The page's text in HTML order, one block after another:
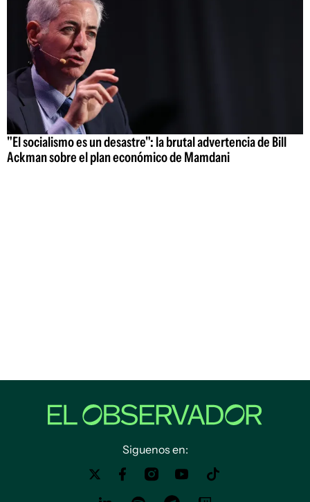
"El socialismo es un desastre": la brutal advertencia de Bill
Ackman sobre el plan económico de Mamdani
Siguenos en: